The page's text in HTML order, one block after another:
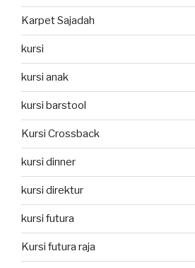
Karpet Sajadah
kursi
kursi anak
kursi barstool
Kursi Crossback
kursi dinner
kursi direktur
kursi futura
Kursi futura raja